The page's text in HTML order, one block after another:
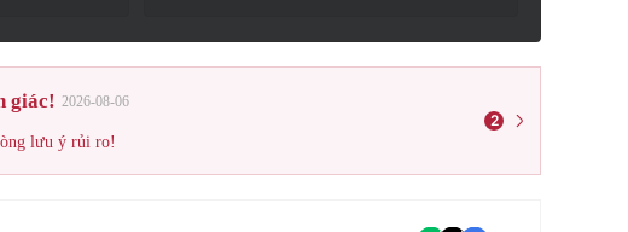
giác! 2026-08-06
lưu ý rủi ro!
2